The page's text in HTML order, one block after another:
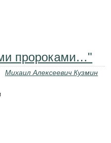
пророками…"
Михаил Алексеевич Кузмин